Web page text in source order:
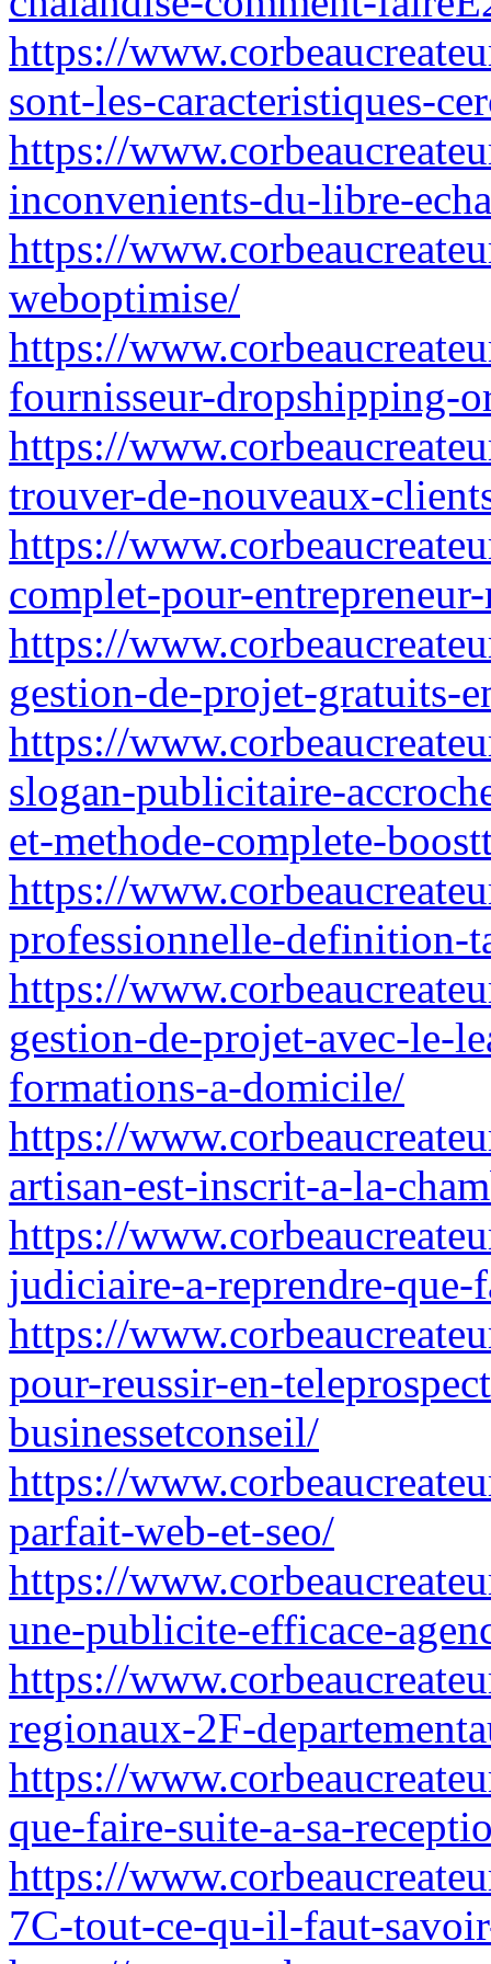
https://
sont-les-caracteristiques-
https://
inconvenients-du-libre-
https://
weboptimise/
https://
fournisseur-dropshipping-
https://
trouver-de-nouveaux-
https://
complet-pour-
https://
gestion-de-projet-gratuits-
https://
slogan-publicitaire-
et-methode-complete-
https://
professionnelle-definition-
https://
gestion-de-projet-avec-le-
formations-a-domicile/
https://
artisan-est-inscrit-a-la-
https://
judiciaire-a-reprendre-
https://
pour-reussir-en-
businessetconseil/
https://
parfait-web-et-seo/
https://
une-publicite-efficace-
https://
regionaux-2F-
https://
que-faire-suite-a-sa-
https://
7C-tout-ce-qu-il-faut-